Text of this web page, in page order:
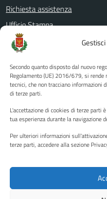
Secondo quanto disposto dal nuovo
Regolamento (UE) 2016/679, si rende
tecnici, che non tracciano informazioni
di terze parti.
L'accettazione di cookies di terze parti
tua esperienza durante la navigazione
Per ulteriori informazioni
terze parti, accedere alla sezione
Richiesta assistenza
Ufficio Stampa
Amministrazione Trasparente
Albo pretorio
Informativa privacy
Note legali
Piano di miglioramento del sito